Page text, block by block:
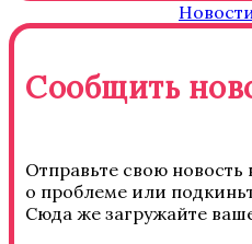
Сообщить
Отправьте свою
о проблеме или
Сюда же загружайте